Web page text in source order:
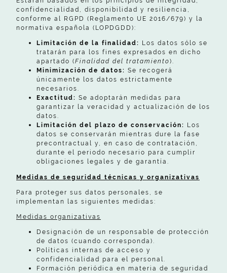
confidencialidad, disponibilidad y resiliencia,
conforme al RGPD (Reglamento UE 2016/679) y la
normativa española (LOPDGDD):
Limitación de la finalidad: Los datos sólo se
tratarán para los fines expresados en dicho
apartado (Finalidad del tratamiento).
Minimización de datos: Se recogerá
únicamente los datos estrictamente
necesarios.
Exactitud: Se adoptarán medidas para
garantizar la veracidad y actualización de los
datos.
Limitación del plazo de conservación: Los
datos se conservarán mientras dure la fase
precontractual y, en caso de contratación,
durante el periodo necesario para cumplir
obligaciones legales y de garantía.
Medidas de seguridad técnicas y organizativas
Para proteger sus datos personales, se
implementan las siguientes medidas:
Medidas organizativas
Designación de un responsable de protección
de datos (cuando corresponda).
Políticas internas de acceso y
confidencialidad para el personal.
Formación periódica en materia de seguridad